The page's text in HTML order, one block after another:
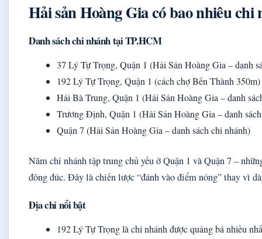
Hải sản Hoàng Gia có bao nhiêu chi
Danh sách chi nhánh tại TP.HCM
37 Lý Tự Trọng, Quận 1 (Hải Sản Hoàng Gia – danh
192 Lý Tự Trọng, Quận 1 (cách chợ Bến Thành
Hải Bà Trung, Quận 1 (Hải Sản Hoàng Gia – danh
Trương Định, Quận 1 (Hải Sản Hoàng Gia – danh
Quận 7 (Hải Sản Hoàng Gia – danh sách chi nhánh)
Năm chi nhánh tập trung chủ yếu ở Quận 1 và Quận 7 –
đông đúc. Đây là chiến lược “đánh vào điểm nóng” thay vì
Địa chỉ nổi bật
192 Lý Tự Trọng là chi nhánh được quảng bá nhiều